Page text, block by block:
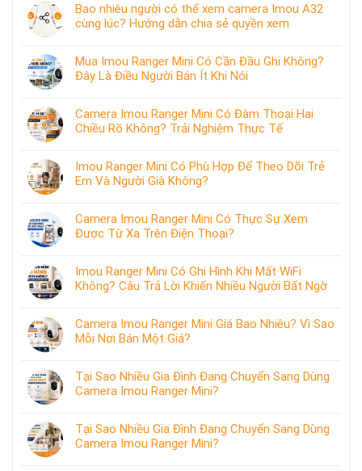
Bao nhiêu người có thể xem camera Imou A32
cùng lúc? Hướng dẫn chia sẻ quyền xem
Mua Imou Ranger Mini Có Cần Đầu Ghi Không?
Đây Là Điều Người Bán Ít Khi Nói
Camera Imou Ranger Mini Có Đàm Thoại Hai
Chiều Rõ Không? Trải Nghiệm Thực Tế
Imou Ranger Mini Có Phù Hợp Để Theo Dõi Trẻ
Em Và Người Già Không?
Camera Imou Ranger Mini Có Thực Sự Xem
Được Từ Xa Trên Điện Thoại?
Imou Ranger Mini Có Ghi Hình Khi Mất WiFi
Không? Câu Trả Lời Khiến Nhiều Người Bất Ngờ
Camera Imou Ranger Mini Giá Bao Nhiêu? Vì Sao
Mỗi Nơi Bán Một Giá?
Tại Sao Nhiều Gia Đình Đang Chuyển Sang Dùng
Camera Imou Ranger Mini?
Tại Sao Nhiều Gia Đình Đang Chuyển Sang Dùng
Camera Imou Ranger Mini?